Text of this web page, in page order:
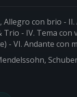
Allegro con brio -
- IV. Tema con
- VI. Andante con